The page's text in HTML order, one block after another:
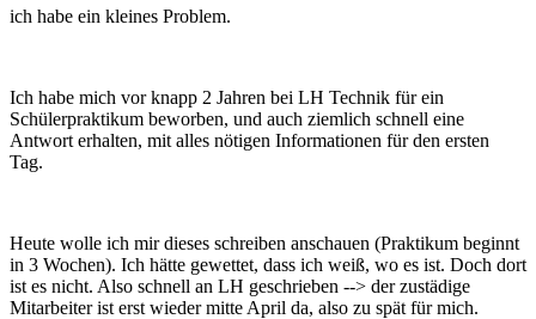
ich habe ein kleines Problem.
Ich habe mich vor knapp 2 Jahren bei LH Technik für ein
Schülerpraktikum beworben, und auch ziemlich schnell eine
Antwort erhalten, mit alles nötigen Informationen für den ersten
Tag.
Heute wolle ich mir dieses schreiben anschauen (Praktikum beginnt
in 3 Wochen). Ich hätte gewettet, dass ich weiß, wo es ist. Doch dort
ist es nicht. Also schnell an LH geschrieben --> der zustädige
Mitarbeiter ist erst wieder mitte April da, also zu spät für mich.